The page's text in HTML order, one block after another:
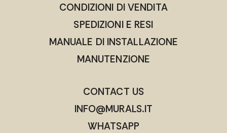
CONDIZIONI DI VENDITA
SPEDIZIONI E RESI
MANUALE DI INSTALLAZIONE
MANUTENZIONE
CONTACT US
INFO@MURALS.IT
WHATSAPP